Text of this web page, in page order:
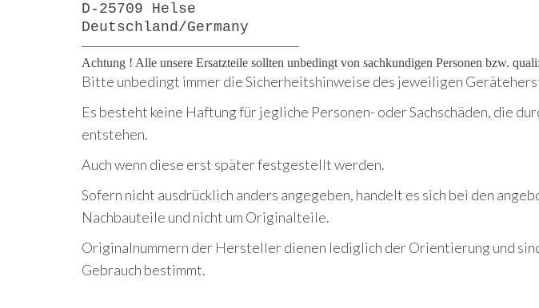
D-25709 Helse
Deutschland/Germany
—————————————————
Achtung ! Alle unsere Ersatzteile sollten unbedingt von sachkundigen Personen bzw.
Bitte unbedingt immer die Sicherheitshinweise des jeweiligen
Es besteht keine Haftung für jegliche Personen- oder Sachschäden, die
entstehen.
Auch wenn diese erst später festgestellt werden.
Sofern nicht ausdrücklich anders angegeben, handelt es sich bei den
Nachbauteile und nicht um Originalteile.
Originalnummern der Hersteller dienen lediglich der Orientierung und
Gebrauch bestimmt.